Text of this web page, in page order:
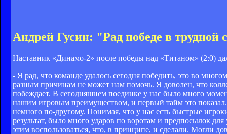
Андрей Гусин: "Рад победе в трудной
Наставник «Динамо-2» после победы над «Титаном» (2:0)
- Я рад, что команде удалось сегодня победить, это во
разным причинам не может нам помочь. Я доволен, что
побеждает. В сегодняшнем поединке у нас было много
нашим игровым преимуществом, и первый тайм это
немного по-другому. Понимая, что у нас есть быстрые
результат, было много ударов по воротам и предпосылок
этим воспользоваться, что, в принципе, и сделали. Могли